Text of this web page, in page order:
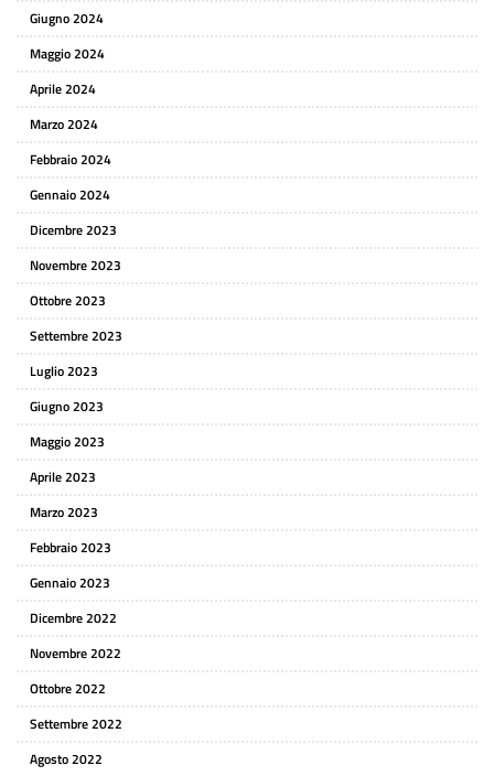
Giugno 2024
Maggio 2024
Aprile 2024
Marzo 2024
Febbraio 2024
Gennaio 2024
Dicembre 2023
Novembre 2023
Ottobre 2023
Settembre 2023
Luglio 2023
Giugno 2023
Maggio 2023
Aprile 2023
Marzo 2023
Febbraio 2023
Gennaio 2023
Dicembre 2022
Novembre 2022
Ottobre 2022
Settembre 2022
Agosto 2022